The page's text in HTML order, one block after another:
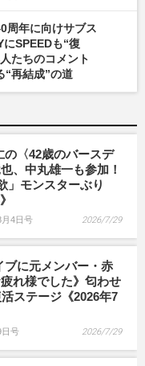
周年に向けサブス
SPEEDも“復
たちのコメント
“再結成”の道
の〈42歳のバースデ
、中丸雄一も参加！
」モンスターぶり
4日号 2026/7/29
ブに元メンバー・赤
れ様でした》匂わせ
ステージ《2026年7
日号 2026/7/29